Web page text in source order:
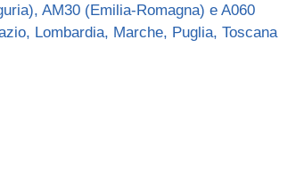
AM30 (Emilia-Romagna) e A060
Lombardia, Marche, Puglia, Toscana